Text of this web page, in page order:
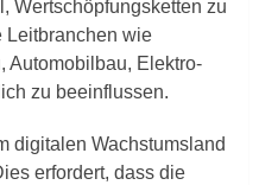
Wertschöpfungsketten zu
Leitbranchen wie
Automobilbau, Elektro-
zu beeinflussen.
digitalen Wachstumsland
erfordert, dass die